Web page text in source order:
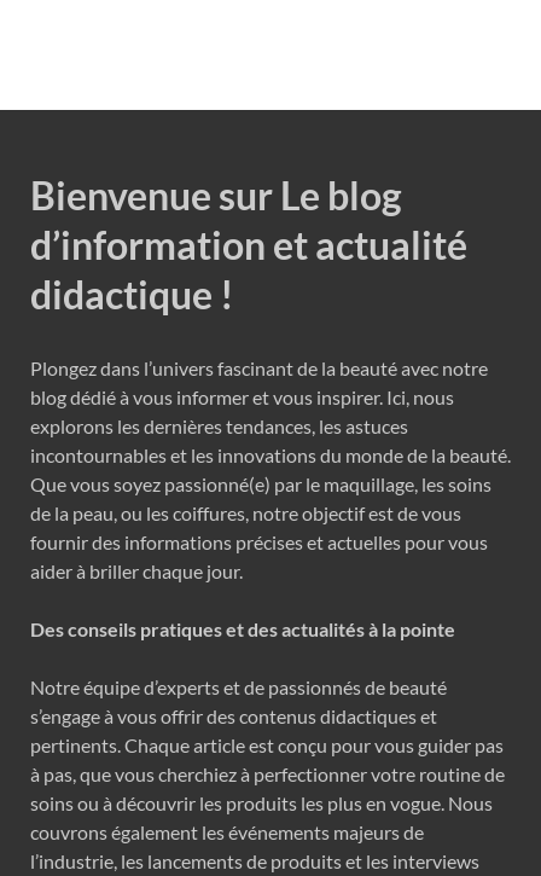
Bienvenue sur Le blog
d’information et actualité
didactique !
Plongez dans l’univers fascinant de la beauté avec notre
blog dédié à vous informer et vous inspirer. Ici, nous
explorons les dernières tendances, les astuces
incontournables et les innovations du monde de la beauté.
Que vous soyez passionné(e) par le maquillage, les soins
de la peau, ou les coiffures, notre objectif est de vous
fournir des informations précises et actuelles pour vous
aider à briller chaque jour.
Des conseils pratiques et des actualités à la pointe
Notre équipe d’experts et de passionnés de beauté
s’engage à vous offrir des contenus didactiques et
pertinents. Chaque article est conçu pour vous guider pas
à pas, que vous cherchiez à perfectionner votre routine de
soins ou à découvrir les produits les plus en vogue. Nous
couvrons également les événements majeurs de
l’industrie, les lancements de produits et les interviews